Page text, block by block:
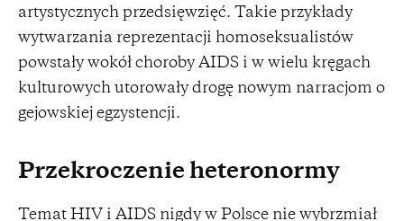
artystycznych przedsięwzięć. Takie przykłady
wytwarzania reprezentacji homoseksualistów
powstały wokół choroby AIDS i w wielu kręgach
kulturowych utorowały drogę nowym narracjom o
gejowskiej egzystencji.
Przekroczenie heteronormy
Temat HIV i AIDS nigdy w Polsce nie wybrzmiał